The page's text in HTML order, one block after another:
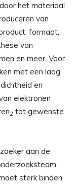
het materiaal
van
formaat,
van
en meer. Voor
met een laag
en
elektronen
2 tot gewenste
aan de
sterk binden